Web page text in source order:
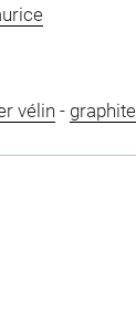
vélin - graphite